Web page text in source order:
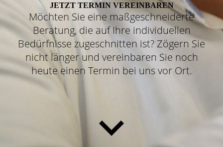
JETZT TERMIN VEREINBAREN
Möchten Sie eine maßgeschneiderte
Beratung, die auf Ihre individuellen
Bedürfnisse zugeschnitten ist? Zögern Sie
nicht länger und vereinbaren Sie noch
heute einen Termin bei uns vor Ort.